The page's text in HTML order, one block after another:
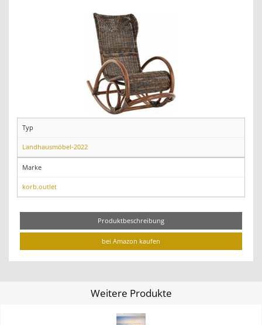
Typ
Landhausmöbel-2022
Marke
korb.outlet
Produktbeschreibung
bei Amazon kaufen
Weitere Produkte